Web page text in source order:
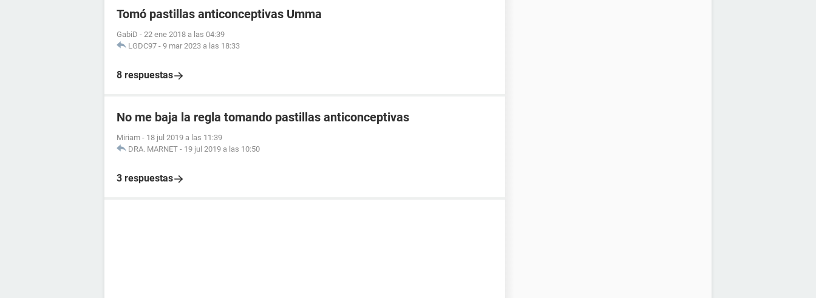
Tomó pastillas anticonceptivas Umma
GabiD - 22 ene 2018 a las 04:39
LGDC97 - 9 mar 2023 a las 18:33
8 respuestas
No me baja la regla tomando pastillas anticonceptivas
Miriam - 18 jul 2019 a las 11:39
DRA. MARNET - 19 jul 2019 a las 10:50
3 respuestas